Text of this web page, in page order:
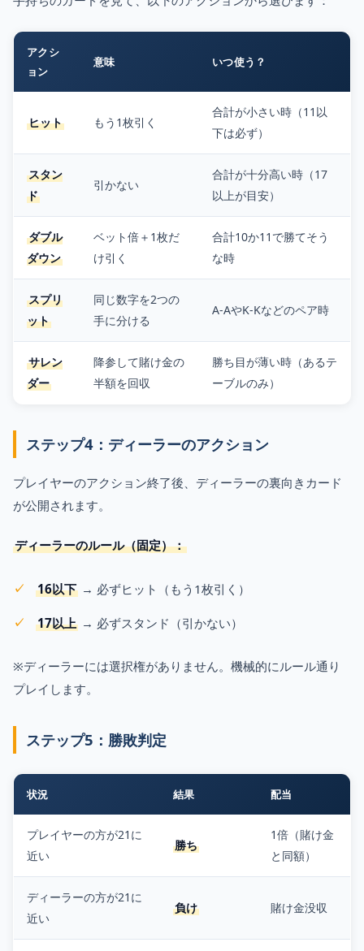
アクシ
ョン
意味 いつ使う？
ヒット もう1枚引く
合計が小さい時（11以
下は必ず）
スタン
ド
引かない
合計が十分高い時（17
以上が目安）
ダブル
ダウン
ベット倍＋1枚だ
け引く
合計10か11で勝てそう
な時
スプリ
ット
同じ数字を2つの
手に分ける
A-AやK-Kなどのペア時
サレン
ダー
降参して賭け金の
半額を回収
勝ち目が薄い時（あるテ
ーブルのみ）
ステップ4：ディーラーのアクション
プレイヤーのアクション終了後、ディーラーの裏向きカード
が公開されます。
ディーラーのルール（固定）：
16以下 → 必ずヒット（もう1枚引く）
17以上 → 必ずスタンド（引かない）
※ディーラーには選択権がありません。機械的にルール通り
プレイします。
ステップ5：勝敗判定
状況 結果 配当
プレイヤーの方が21に
近い
勝ち
1倍（賭け金
と同額）
ディーラーの方が21に
近い
負け 賭け金没収